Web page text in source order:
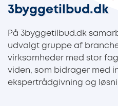
3byggetilbud.dk
På 3byggetilbud.dk
udvalgt gruppe af
virksomheder med stor
viden, som bidrager med
ekspertrådgivning og